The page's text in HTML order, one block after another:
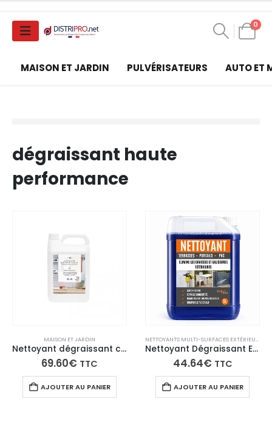
0
MAISON ET JARDIN PULVÉRISATEURS AUTO ET
dégraissant haute
performance
MAISON ET JARDIN
Nettoyant dégraissant concentré ultra-puissant
69.60€ TTC
AJOUTER AU PANIER
Nettoyant Dégraissant Extérieur Concentré | Terrasses, PVC, Portails & Volets – Fasti’OUT
44.64€ TTC
AJOUTER AU PANIER